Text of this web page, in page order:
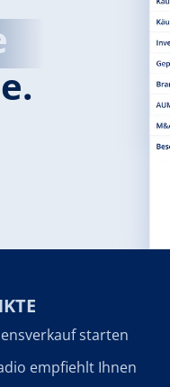
starten
empfiehlt Ihnen